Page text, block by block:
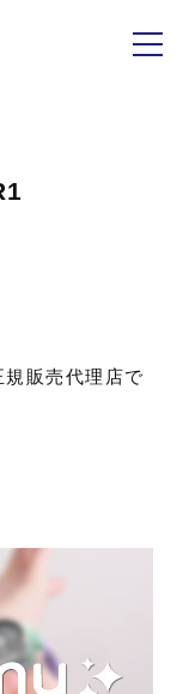
販売代理店で